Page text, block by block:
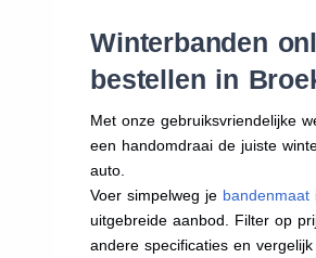
Winterbanden
bestellen in
Met onze gebruiksvriendelijke
een handomdraai de juiste
auto.
Voer simpelweg je bandenmaat
uitgebreide aanbod. Filter op
andere specificaties en